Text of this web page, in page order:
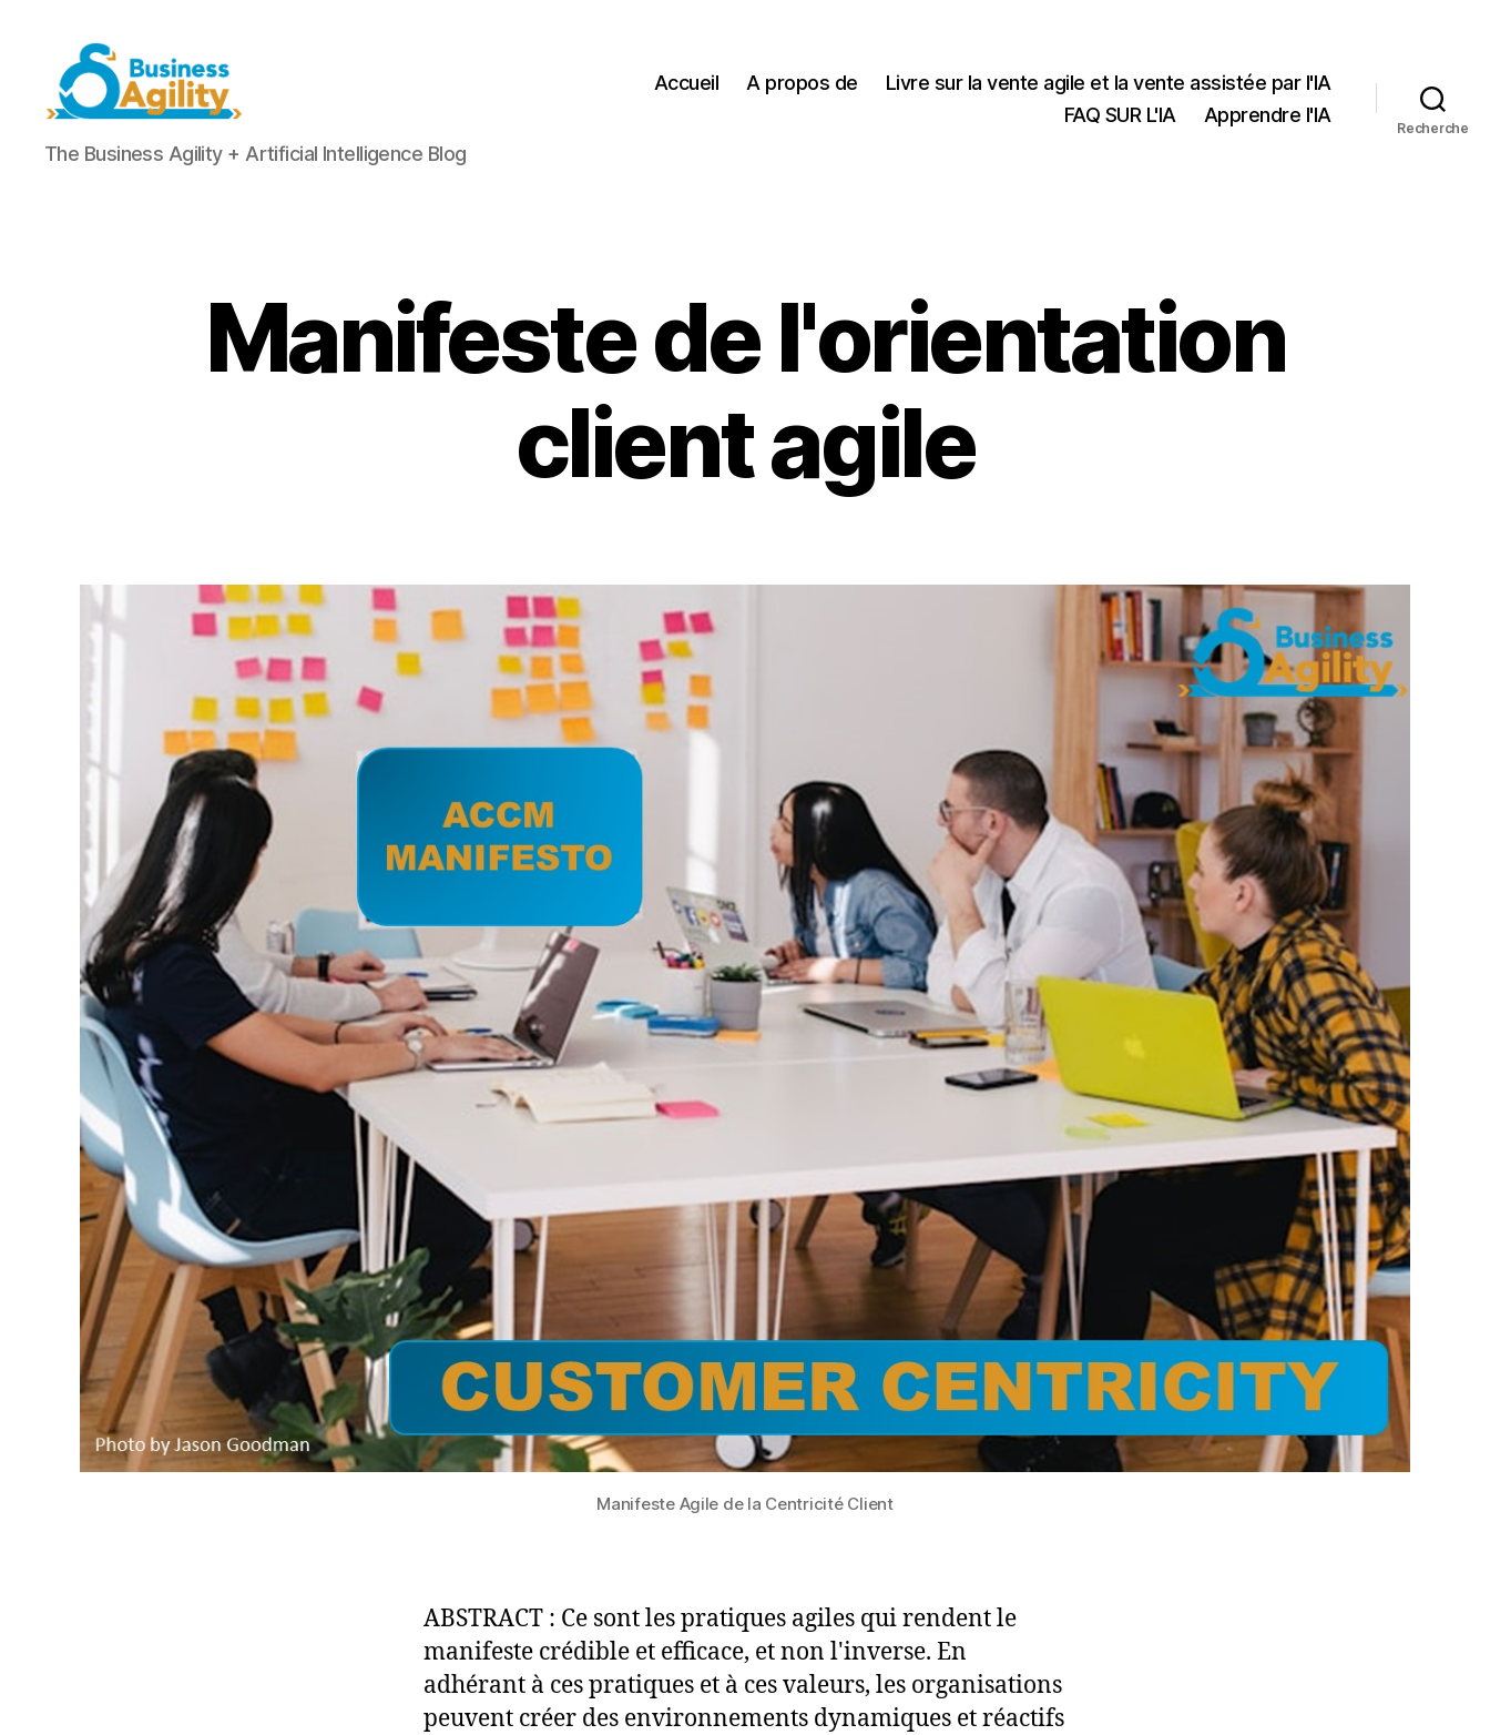
Business
Agility+AI
The Business Agility + Artificial Intelligence Blog
Accueil A propos de
Livre sur la vente agile et la vente assistée par l'IA
FAQ SUR L'IA
Apprendre l'IA
Recherche
Manifeste de l'orientation
client agile
Manifeste Agile de la Centricité Client
ABSTRACT : Ce sont les pratiques agiles qui rendent le
manifeste crédible et efficace, et non l'inverse. En
adhérant à ces pratiques et à ces valeurs, les organisations
peuvent créer des environnements dynamiques et réactifs